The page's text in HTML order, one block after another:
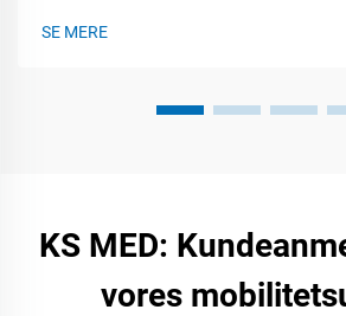
SE MERE
KS MED:
vores